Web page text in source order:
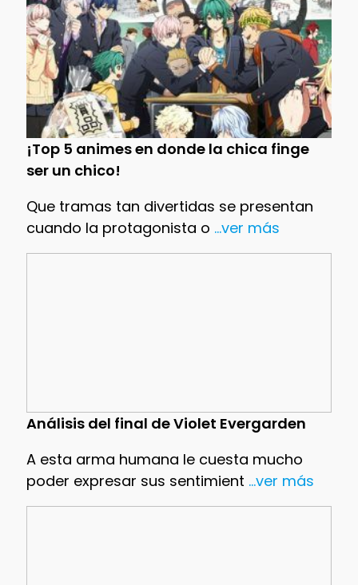
¡Top 5 animes en donde la chica finge
ser un chico!
Que tramas tan divertidas se presentan
cuando la protagonista o ...ver más
Análisis del final de Violet Evergarden
A esta arma humana le cuesta mucho
poder expresar sus sentimient ...ver más